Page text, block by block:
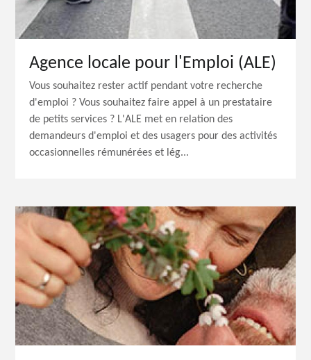
Agence locale pour l'Emploi (ALE)
Vous souhaitez rester actif pendant votre recherche
d'emploi ? Vous souhaitez faire appel à un prestataire
de petits services ? L'ALE met en relation des
demandeurs d'emploi et des usagers pour des activités
occasionnelles rémunérées et lég...